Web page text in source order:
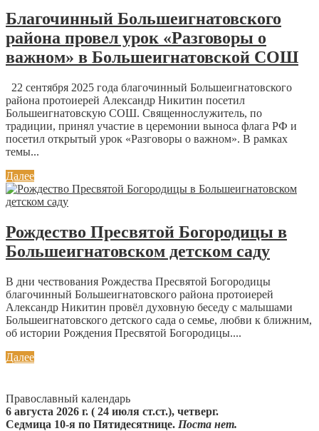
Благочинный Большеигнатовского
района провел урок «Разговоры о
важном» в Большеигнатовской СОШ
22 сентября 2025 года благочинный Большеигнатовского
района протоиерей Александр Никитин посетил
Большеигнатовскую СОШ. Священнослужитель, по
традиции, принял участие в церемонии выноса флага РФ и
посетил открытый урок «Разговоры о важном». В рамках
темы...
Далее
Рождество Пресвятой Богородицы в
Большеигнатовском детском саду
В дни чествования Рождества Пресвятой Богородицы
благочинный Большеигнатовского района протоиерей
Александр Никитин провёл духовную беседу с малышами
Большеигнатовского детского сада о семье, любви к ближним,
об истории Рождения Пресвятой Богородицы....
Далее
Православный календарь
6 августа 2026 г. ( 24 июля ст.ст.), четверг.
Седмица 10-я по Пятидесятнице. Поста нет.